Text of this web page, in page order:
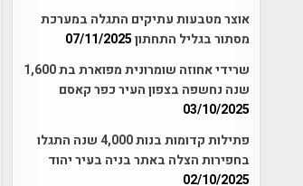
אוצר מטבעות עתיקים התגלה במערכת
מסתור בגליל התחתון07/11/2025
שרידי אחוזה שומרונית מפוארת בת 1,600
שנה נחשפה בצפון העיר כפר קאסם
03/10/2025
פתילות קדומות בנות 4,000 שנה התגלו
בחפירות הצלה באתר בניה בעיר יהוד
02/10/2025